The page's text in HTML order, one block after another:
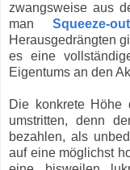
zwangsweise aus
man Squeeze-out
Herausgedrängten
es eine
Eigentums an den
Die konkrete Höhe
umstritten, denn
bezahlen, als
auf eine möglichst